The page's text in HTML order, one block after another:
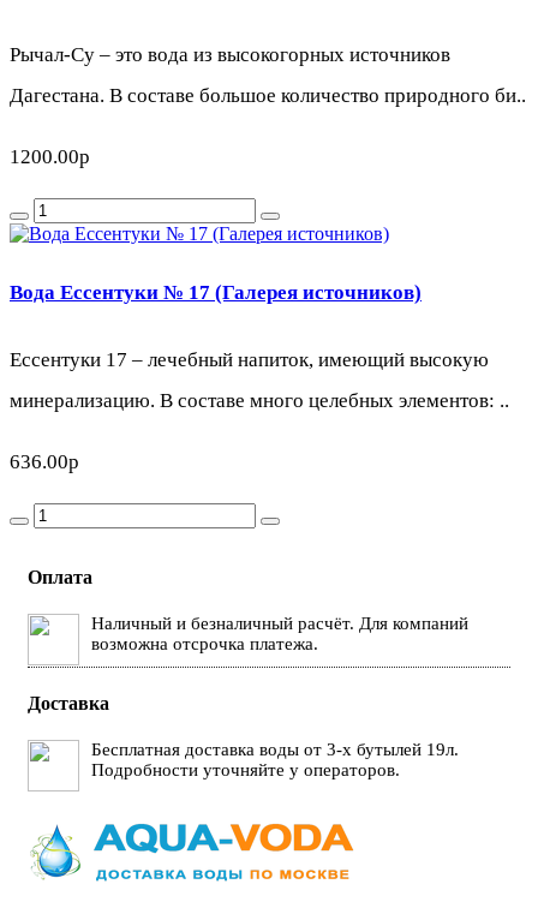
Рычал-Су – это вода из высокогорных источников
Дагестана. В составе большое количество природного би..
1200.00р
Вода Ессентуки № 17 (Галерея источников)
Ессентуки 17 – лечебный напиток, имеющий высокую
минерализацию. В составе много целебных элементов: ..
636.00р
Оплата
Наличный и безналичный расчёт. Для компаний
возможна отсрочка платежа.
Доставка
Бесплатная доставка воды от 3-х бутылей 19л.
Подробности уточняйте у операторов.